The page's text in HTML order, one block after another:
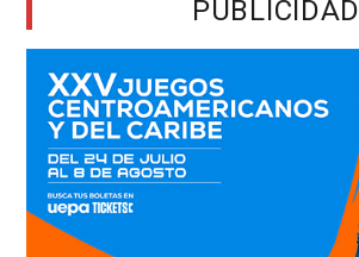
PUBLICIDAD